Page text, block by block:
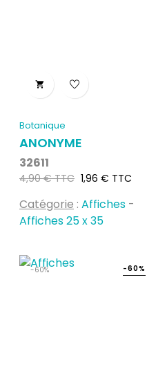

Botanique
ANONYME
32611
Prix
4,90 € TTC Prix
1,96 € TTC
Catégorie : Affiches -
Affiches 25 x 35
-60% -60%